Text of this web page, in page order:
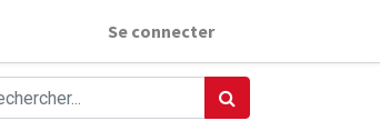
Se connecter